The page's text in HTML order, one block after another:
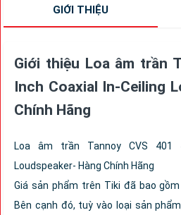
GIỚI THIỆU
Giới thiệu Loa âm trần
Inch Coaxial In-Ceiling
Chính Hãng
Loa âm trần Tannoy CVS 401
Loudspeaker- Hàng Chính Hãng
Giá sản phẩm trên Tiki đã bao
Bên cạnh đó, tuỳ vào loại sản